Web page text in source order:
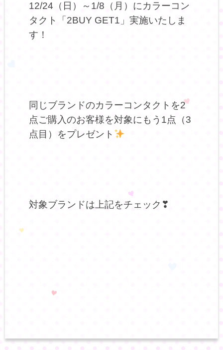
12/24（日）～1/8（月）にカラーコン
タクト「2BUY GET1」実施いたしま
す！
同じブランドのカラーコンタクトを2
点ご購入のお客様を対象にもう1点（3
点目）をプレゼント
対象ブランドは上記をチェック❣